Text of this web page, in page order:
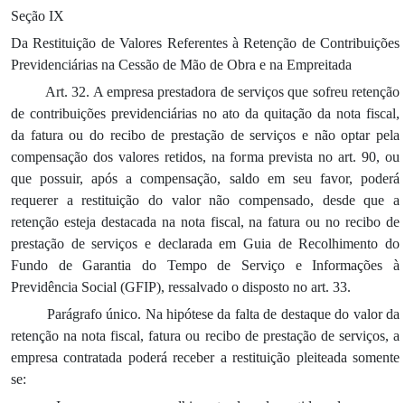
Seção IX
Da Restituição de Valores Referentes à Retenção de Contribuições
Previdenciárias na Cessão de Mão de Obra e na Empreitada
Art. 32. A empresa prestadora de serviços que sofreu retenção
de contribuições previdenciárias no ato da quitação da nota fiscal,
da fatura ou do recibo de prestação de serviços e não optar pela
compensação dos valores retidos, na forma prevista no art. 90, ou
que possuir, após a compensação, saldo em seu favor, poderá
requerer a restituição do valor não compensado, desde que a
retenção esteja destacada na nota fiscal, na fatura ou no recibo de
prestação de serviços e declarada em Guia de Recolhimento do
Fundo de Garantia do Tempo de Serviço e Informações à
Previdência Social (GFIP), ressalvado o disposto no art. 33.
Parágrafo único. Na hipótese da falta de destaque do valor da
retenção na nota fiscal, fatura ou recibo de prestação de serviços, a
empresa contratada poderá receber a restituição pleiteada somente
se: